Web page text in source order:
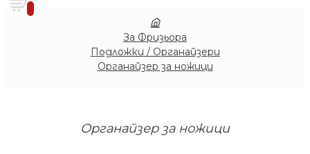
0
За Фризьора
Подложки / Органайзери
Органайзер за ножици
Органайзер за ножици